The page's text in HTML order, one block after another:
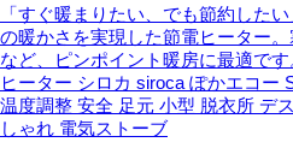
「すぐ暖まりたい、でも節約した
の暖かさを実現した節電ヒーター
など、ピンポイント暖房に最適です
ヒーター シロカ siroca ぽかエコー
温度調整 安全 足元 小型 脱衣所 デ
しゃれ 電気ストーブ